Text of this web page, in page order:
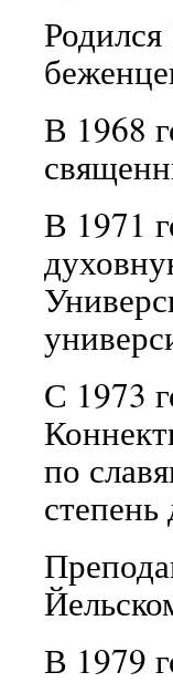
В 1968
В 1971
С 1973
по
В 1979